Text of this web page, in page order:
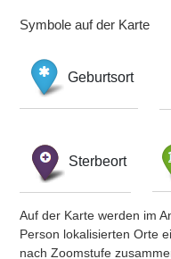
Symbole auf der Karte
Geburtsort
Sterbeort
Auf der Karte werden im
Person lokalisierten Orte
nach Zoomstufe